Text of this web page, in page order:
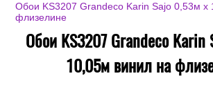
Обои KS3207 Grandeco Karin Sajo 0,53м x
флизелине
Обои KS3207 Grandeco Karin
10,05м винил на